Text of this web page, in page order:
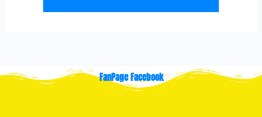
FanPage Facebook